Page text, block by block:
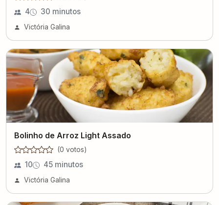
4 30 minutos
Victória Galina
Bolinho de Arroz Light Assado
(0 votos)
10 45 minutos
Victória Galina